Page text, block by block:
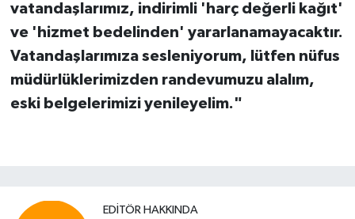
vatandaşlarımız, indirimli 'harç değerli kağıt'
ve 'hizmet bedelinden' yararlanamayacaktır.
Vatandaşlarımıza sesleniyorum, lütfen nüfus
müdürlüklerimizden randevumuzu alalım,
eski belgelerimizi yenileyelim."
EDITÖR HAKKINDA